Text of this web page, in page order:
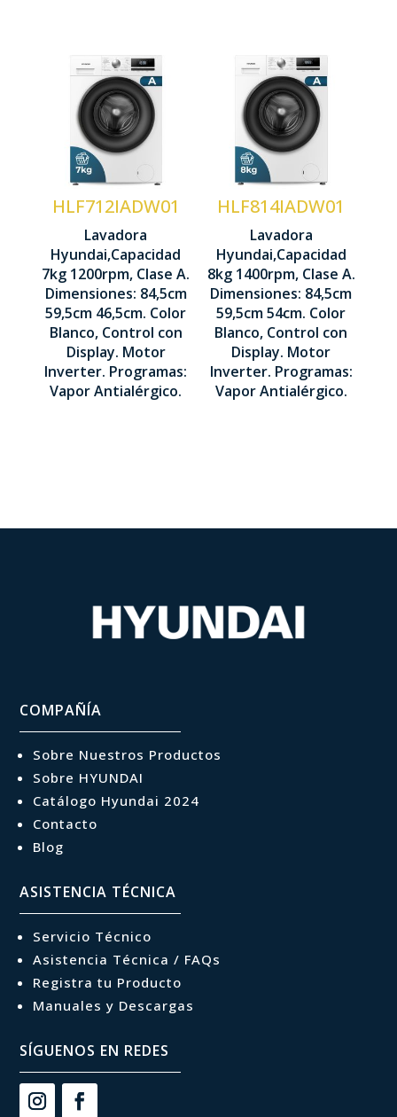
HLF712IADW01
Lavadora
Hyundai,Capacidad
7kg 1200rpm, Clase A.
Dimensiones: 84,5cm
59,5cm 46,5cm. Color
Blanco, Control con
Display. Motor
Inverter. Programas:
Vapor Antialérgico.
Capacidad
carga 7 kg
Centrifugado
1200 rpm
Inverter
Control
Display
LED
845 x 595 x
465 mm
HLF814IADW01
Lavadora
Hyundai,Capacidad
8kg 1400rpm, Clase A.
Dimensiones: 84,5cm
59,5cm 54cm. Color
Blanco, Control con
Display. Motor
Inverter. Programas:
Vapor Antialérgico.
Capacidad
carga 8 kg
Centrifugado
1400 rpm
Inverter
Control
Display
LED
845 x 595 x
540 mm
COMPAÑÍA
Sobre Nuestros Productos
Sobre HYUNDAI
Catálogo Hyundai 2024
Contacto
Blog
ASISTENCIA TÉCNICA
Servicio Técnico
Asistencia Técnica / FAQs
Registra tu Producto
Manuales y Descargas
SÍGUENOS EN REDES